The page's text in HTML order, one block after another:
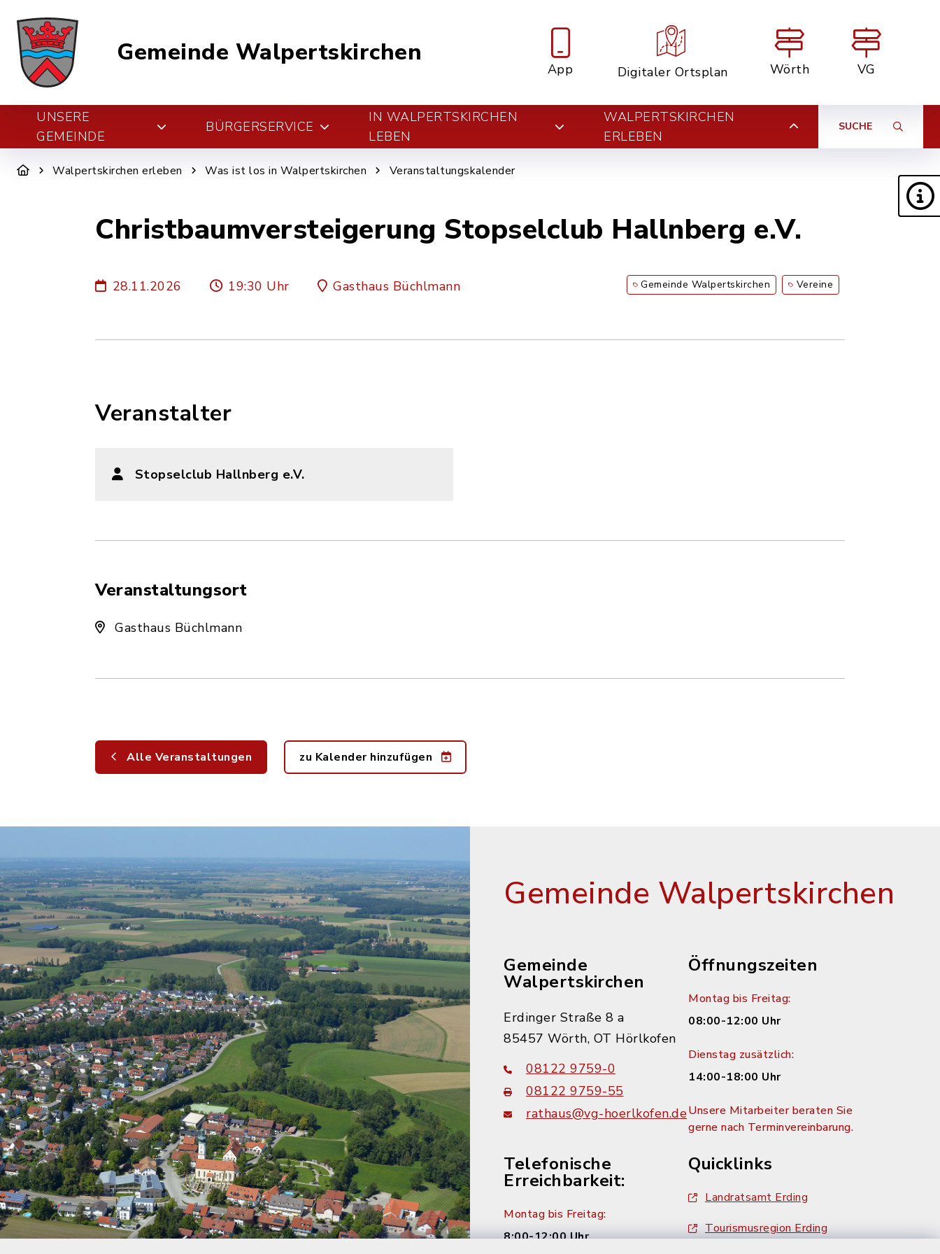
Gemeinde Walpertskirchen
App Digitaler Ortsplan Wörth VG
UNSERE
GEMEINDE
BÜRGERSERVICE
IN WALPERTSKIRCHEN
LEBEN
WALPERTSKIRCHEN
ERLEBEN
SUCHE
Walpertskirchen erleben Was ist los in Walpertskirchen Veranstaltungskalender
Christbaumversteigerung Stopselclub Hallnberg e.V.
28.11.2026 19:30 Uhr Gasthaus Büchlmann Gemeinde Walpertskirchen Vereine
Veranstalter
Stopselclub Hallnberg e.V.
Veranstaltungsort
Gasthaus Büchlmann
Alle Veranstaltungen zu Kalender hinzufügen
Gemeinde Walpertskirchen
Gemeinde
Walpertskirchen
Erdinger Straße 8 a
85457 Wörth, OT Hörlkofen
08122 9759-0
08122 9759-55
rathaus@vg-hoerlkofen.de
Öffnungszeiten
Montag bis Freitag:
08:00-12:00 Uhr
Dienstag zusätzlich:
14:00-18:00 Uhr
Unsere Mitarbeiter beraten Sie
gerne nach Terminvereinbarung.
Telefonische
Erreichbarkeit:
Montag bis Freitag:
8:00-12:00 Uhr
Quicklinks
Landratsamt Erding
Tourismusregion Erding